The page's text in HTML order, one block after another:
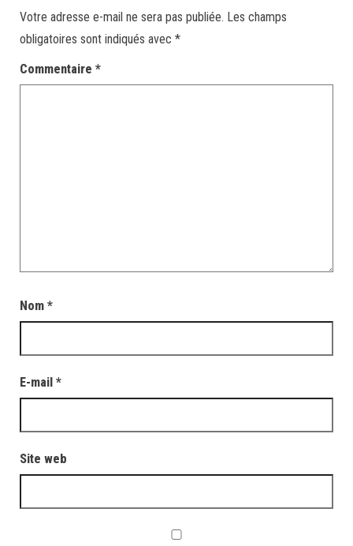
Votre adresse e-mail ne sera pas publiée. Les champs
obligatoires sont indiqués avec *
Commentaire *
Nom *
E-mail *
Site web